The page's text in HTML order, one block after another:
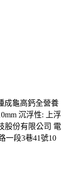
成龜高鈣全營養
沉浮性: 上浮
股份有限公司 電
一段3巷41號10